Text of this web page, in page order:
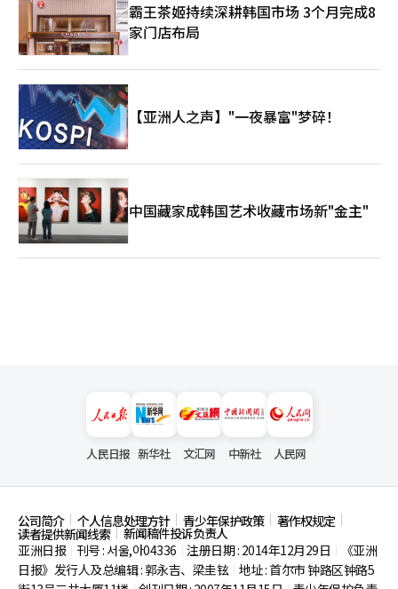
霸王茶姬持续深耕韩国市场 3个月完成8
家门店布局
【亚洲人之声】"一夜暴富"梦碎！
中国藏家成韩国艺术收藏市场新"金主"
人民日报 新华社 文汇网 中新社 人民网
公司简介 个人信息处理方针 青少年保护政策 著作权规定
读者提供新闻线索
新闻稿件投诉负责人
亚洲日报
刊号 : 서울,아04336 注册日期 : 2014年12月29日
《亚洲
日报》发行人及总编辑 : 郭永吉、梁圭铉 地址 : 首尔市钟路区钟路5